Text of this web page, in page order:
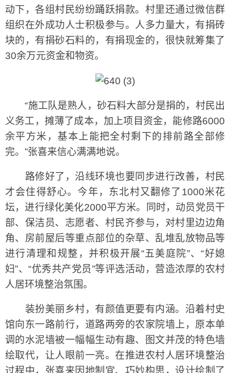
动下，各组村民纷纷踊跃捐款。村里还通过微信群
组织在外成功人士积极参与。人多力量大，有捐砖
块的，有捐砂石料的，有捐现金的，很快就筹集了
30余万元资金和物资。
“施工队是熟人，砂石料大部分是捐的，村民出
义务工，摊薄了成本，加上项目资金，能修路6000
余平方米，基本上能把全村剩下的排前路全部修
完。”张喜来信心满满地说。
路修好了，沿线环境也要同步进行改善，村民
才会住得舒心。今年，东北村又翻修了1000米花
坛，进行绿化美化2000平方米。同时，动员党员干
部、保洁员、志愿者、村民齐参与，对村里边边角
角、房前屋后等重点部位的杂草、乱堆乱放物品等
进行清理和规整，并积极开展“五美庭院”、“好媳
妇”、“优秀共产党员”等评选活动，营造浓厚的农村
人居环境整治氛围。
装扮美丽乡村，有颜值更要有内涵。沿着村史
馆向东一路前行，道路两旁的农家院墙上，原本单
调的水泥墙被一幅幅生动有趣、图文并茂的特色墙
绘取代，让人眼前一亮。在推进农村人居环境整治
过程中，张喜来因地制宜、巧妙构思，设计绘制了